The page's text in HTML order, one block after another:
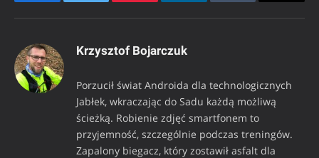
Krzysztof Bojarczuk
Porzucił świat Androida dla technologicznych
Jabłek, wkraczając do Sadu każdą możliwą
ścieżką. Robienie zdjęć smartfonem to
przyjemność, szczególnie podczas treningów.
Zapalony biegacz, który zostawił asfalt dla